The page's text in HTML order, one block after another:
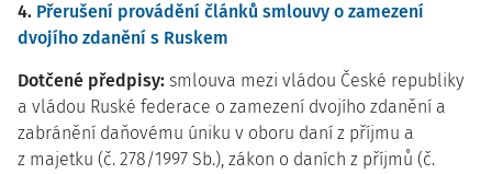
4. Přerušení provádění článků smlouvy o zamezení
dvojího zdanění s Ruskem
Dotčené předpisy: smlouva mezi vládou České republiky
a vládou Ruské federace o zamezení dvojího zdanění a
zabránění daňovému úniku v oboru daní z příjmu a
z majetku (č. 278/1997 Sb.), zákon o daních z příjmů (č.